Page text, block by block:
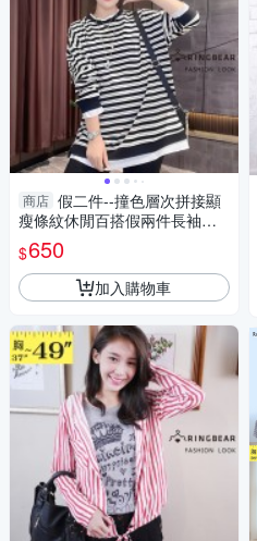
商店 假二件--撞色層次拼接顯
瘦條紋休閒百搭假兩件長袖上
衣(黑L-3L)-X658眼圈熊中大尺
碼
$650
加入購物車